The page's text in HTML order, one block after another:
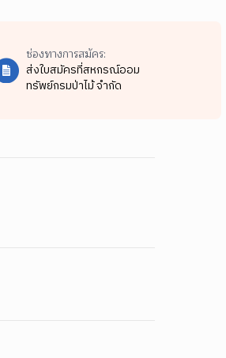
ช่องทางการสมัคร:
ส่งใบสมัครที่สหกรณ์ออม
ทรัพย์กรมป่าไม้ จำกัด